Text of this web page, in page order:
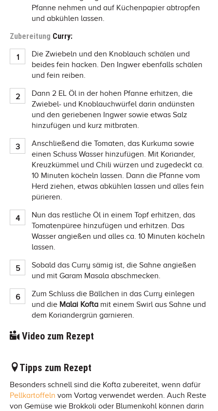
Pfanne nehmen und auf Küchenpapier abtropfen
und abkühlen lassen.
Zubereitung Curry:
Die Zwiebeln und den Knoblauch schälen und
beides fein hacken. Den Ingwer ebenfalls schälen
und fein reiben.
Dann 2 EL Öl in der hohen Pfanne erhitzen, die
Zwiebel- und Knoblauchwürfel darin andünsten
und den geriebenen Ingwer sowie etwas Salz
hinzufügen und kurz mitbraten.
Anschließend die Tomaten, das Kurkuma sowie
einen Schuss Wasser hinzufügen. Mit Koriander,
Kreuzkümmel und Chili würzen und zugedeckt ca.
10 Minuten köcheln lassen. Dann die Pfanne vom
Herd ziehen, etwas abkühlen lassen und alles fein
pürieren.
Nun das restliche Öl in einem Topf erhitzen, das
Tomatenpüree hinzufügen und erhitzen. Das
Wasser angießen und alles ca. 10 Minuten köcheln
lassen.
Sobald das Curry sämig ist, die Sahne angießen
und mit Garam Masala abschmecken.
Zum Schluss die Bällchen in das Curry einlegen
und die Malai Kofta mit einem Swirl aus Sahne und
dem Koriandergrün garnieren.
Video zum Rezept
Tipps zum Rezept
Besonders schnell sind die Kofta zubereitet, wenn dafür
Pellkartoffeln vom Vortag verwendet werden. Auch Reste
von Gemüse wie Brokkoli oder Blumenkohl können darin